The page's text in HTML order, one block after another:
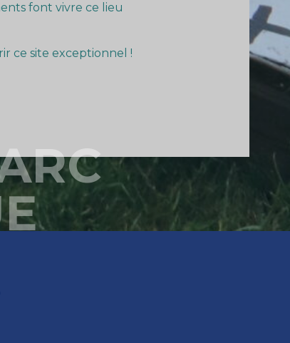
font vivre ce lieu
ce site exceptionnel !